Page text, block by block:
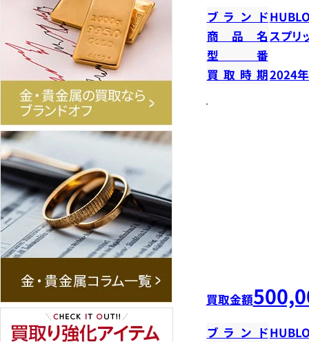
ブランド
商品名スプリ
型番
買取時期2024
買取金額
ブランド